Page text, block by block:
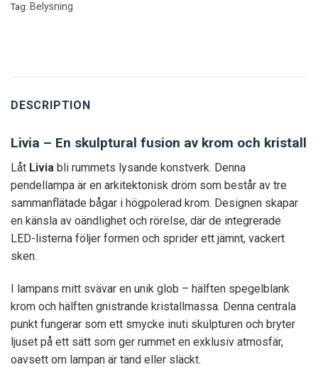
Tag: Belysning
DESCRIPTION
Livia – En skulptural fusion av krom och kristall
Låt Livia bli rummets lysande konstverk. Denna
pendellampa är en arkitektonisk dröm som består av tre
sammanflätade bågar i högpolerad krom. Designen skapar
en känsla av oändlighet och rörelse, där de integrerade
LED-listerna följer formen och sprider ett jämnt, vackert
sken.
I lampans mitt svävar en unik glob – hälften spegelblank
krom och hälften gnistrande kristallmassa. Denna centrala
punkt fungerar som ett smycke inuti skulpturen och bryter
ljuset på ett sätt som ger rummet en exklusiv atmosfär,
oavsett om lampan är tänd eller släckt.